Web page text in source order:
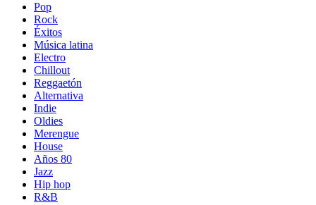
Pop
Rock
Éxitos
Música latina
Electro
Chillout
Reggaetón
Alternativa
Indie
Oldies
Merengue
House
Años 80
Jazz
Hip hop
R&B